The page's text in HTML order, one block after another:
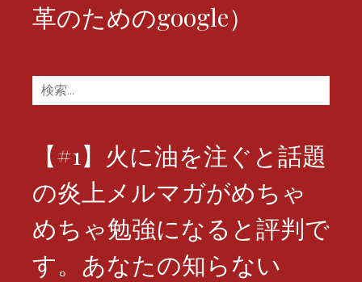
革のためのgoogle）
検
索:
【#1】火に油を注ぐと話題
の炎上メルマガがめちゃ
めちゃ勉強になると評判で
す。あなたの知らない